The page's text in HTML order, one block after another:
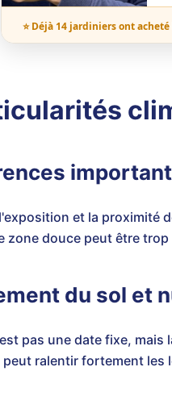
⭐ Déjà 14 jardiniers ont
et la proximité
zone douce peut être
du sol et
pas une date fixe,
ralentir fortement les